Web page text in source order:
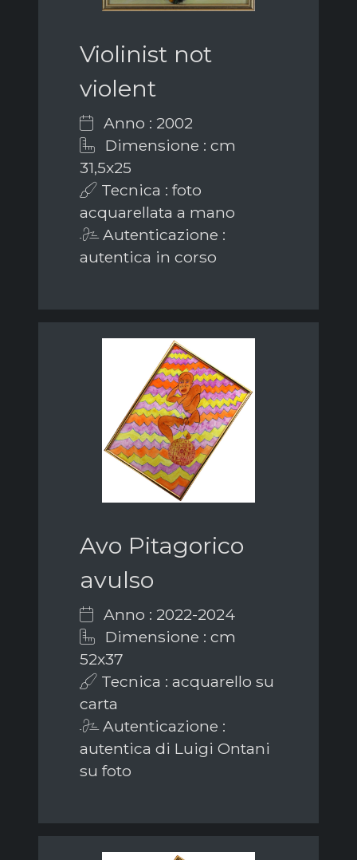
Violinist not
violent
Anno : 2002
Dimensione : cm
31,5x25
Tecnica : foto
acquarellata a mano
Autenticazione :
autentica in corso
Avo Pitagorico
avulso
Anno : 2022-2024
Dimensione : cm
52x37
Tecnica : acquarello su
carta
Autenticazione :
autentica di Luigi Ontani
su foto